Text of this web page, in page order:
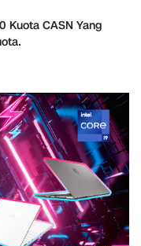
Kuota CASN Yang